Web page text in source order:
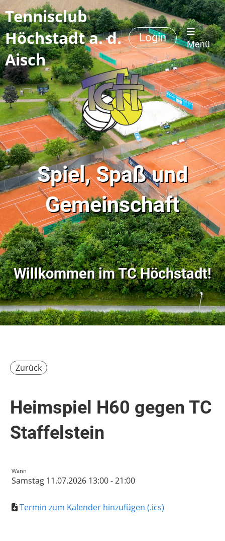
Tennisclub
Höchstadt a. d.
Aisch
Login
Menü
Spiel, Spaß und
Gemeinschaft
Willkommen imTC Höchstadt!
Zurück
Heimspiel H60 gegen TC
Staffelstein
Wann
Samstag 11.07.2026 13:00 - 21:00
Termin zum Kalender hinzufügen (.ics)